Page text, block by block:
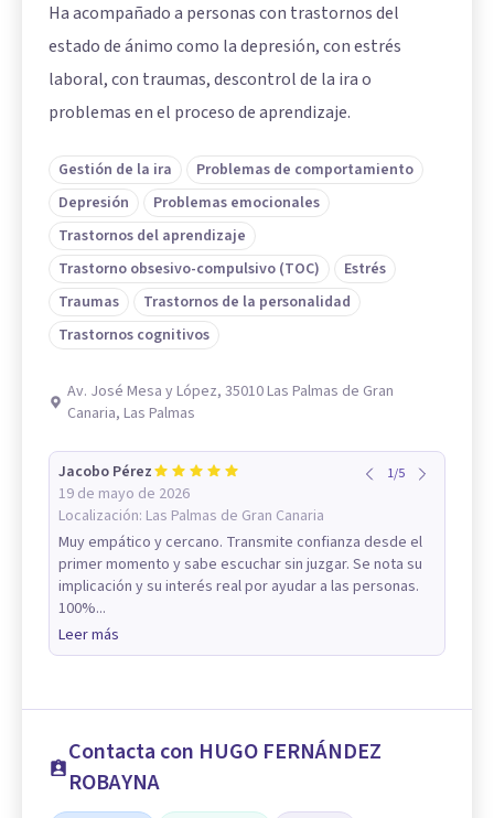
Ha acompañado a personas con trastornos del
estado de ánimo como la depresión, con estrés
laboral, con traumas, descontrol de la ira o
problemas en el proceso de aprendizaje.
Gestión de la ira
Problemas de comportamiento
Depresión
Problemas emocionales
Trastornos del aprendizaje
Trastorno obsesivo-compulsivo (TOC)
Estrés
Traumas
Trastornos de la personalidad
Trastornos cognitivos
Av. José Mesa y López, 35010 Las Palmas de Gran
Canaria, Las Palmas
Jacobo Pérez
19 de mayo de 2026
Localización: Las Palmas de Gran Canaria
1/5
Muy empático y cercano. Transmite confianza desde el
primer momento y sabe escuchar sin juzgar. Se nota su
implicación y su interés real por ayudar a las personas.
100%...
Leer más
Contacta con HUGO FERNÁNDEZ
ROBAYNA